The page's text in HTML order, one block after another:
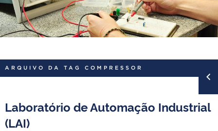
CONCURSOS
EDITAIS
INTERNACIONAL
PORTARIAS
ARQUIVO DA TAG COMPRESSOR
Laboratório de Automação Industrial
(LAI)